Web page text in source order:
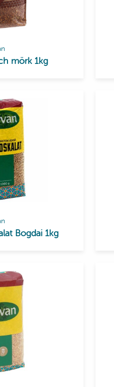
mörk 1kg
Bogdai 1kg